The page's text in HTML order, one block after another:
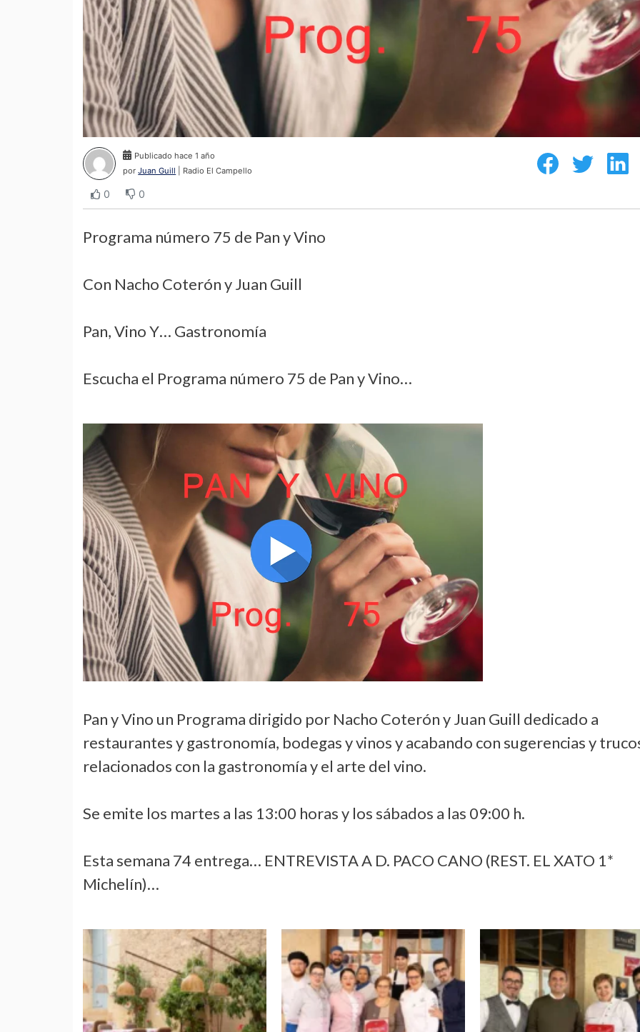
Publicado hace 1 año
porJuan Guill | Radio El Campello
0 0
Programa número 75 de Pan y Vino
Con Nacho Coterón y Juan Guill
Pan, Vino Y… Gastronomía
Escucha el Programa número 75 de Pan y Vino…
Pan y Vino un Programa dirigido por Nacho Coterón y Juan Guill dedicado a
restaurantes y gastronomía, bodegas y vinos y acabando con sugerencias y
relacionados con la gastronomía y el arte del vino.
Se emite los martes a las 13:00 horas y los sábados a las 09:00 h.
Esta semana 74 entrega… ENTREVISTA A D. PACO CANO (REST. EL XATO 1*
Michelín)…